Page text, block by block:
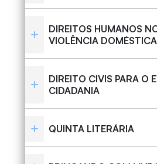
DIREITOS HUMANOS
VIOLÊNCIA DOMÉSTICA
DIREITO CIVIS PARA O
CIDADANIA
QUINTA LITERÁRIA